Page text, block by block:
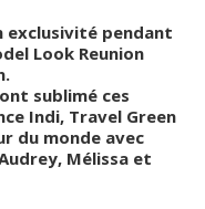
exclusivité pendant
Look Reunion
sublimé ces
Indi, Travel Green
du monde avec
Mélissa et